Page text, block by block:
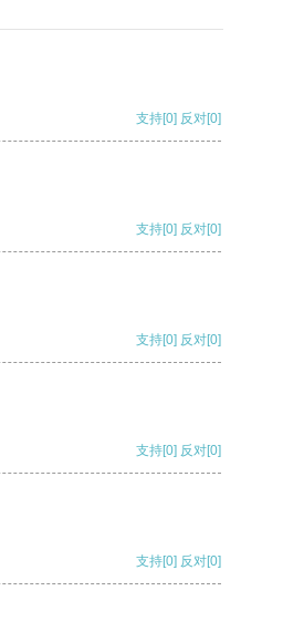
支持[0] 反对[0]
支持[0] 反对[0]
支持[0] 反对[0]
支持[0] 反对[0]
支持[0] 反对[0]